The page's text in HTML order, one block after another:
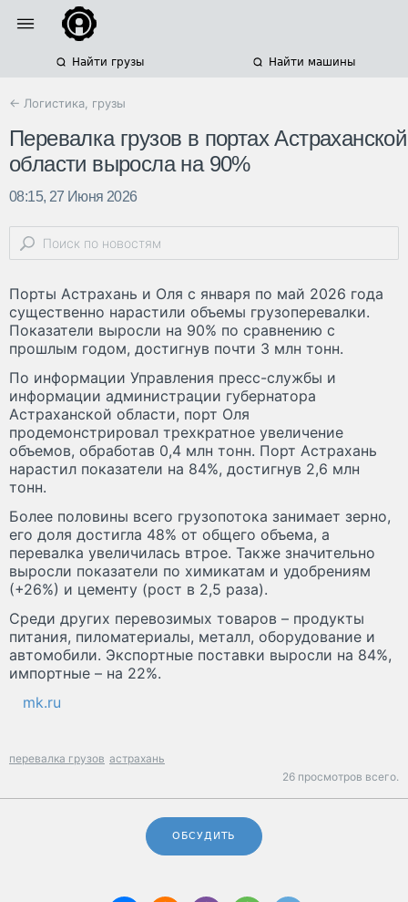
Найти грузы Найти машины
← Логистика, грузы
Перевалка грузов в портах Астраханской
области выросла на 90%
08:15, 27 Июня 2026
Порты Астрахань и Оля с января по май 2026 года
существенно нарастили объемы грузоперевалки.
Показатели выросли на 90% по сравнению с
прошлым годом, достигнув почти 3 млн тонн.
По информации Управления пресс-службы и
информации администрации губернатора
Астраханской области, порт Оля
продемонстрировал трехкратное увеличение
объемов, обработав 0,4 млн тонн. Порт Астрахань
нарастил показатели на 84%, достигнув 2,6 млн
тонн.
Более половины всего грузопотока занимает зерно,
его доля достигла 48% от общего объема, а
перевалка увеличилась втрое. Также значительно
выросли показатели по химикатам и удобрениям
(+26%) и цементу (рост в 2,5 раза).
Среди других перевозимых товаров – продукты
питания, пиломатериалы, металл, оборудование и
автомобили. Экспортные поставки выросли на 84%,
импортные – на 22%.
mk.ru
перевалка грузов астрахань
26 просмотров всего.
ОБСУДИТЬ